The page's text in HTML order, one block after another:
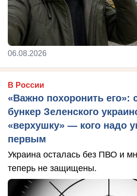
06.08.2026
В России
«Важно похоронить его»:
бункер Зеленского
«верхушку» — кого надо
первым
Украина осталась без ПВО и
теперь не защищены.